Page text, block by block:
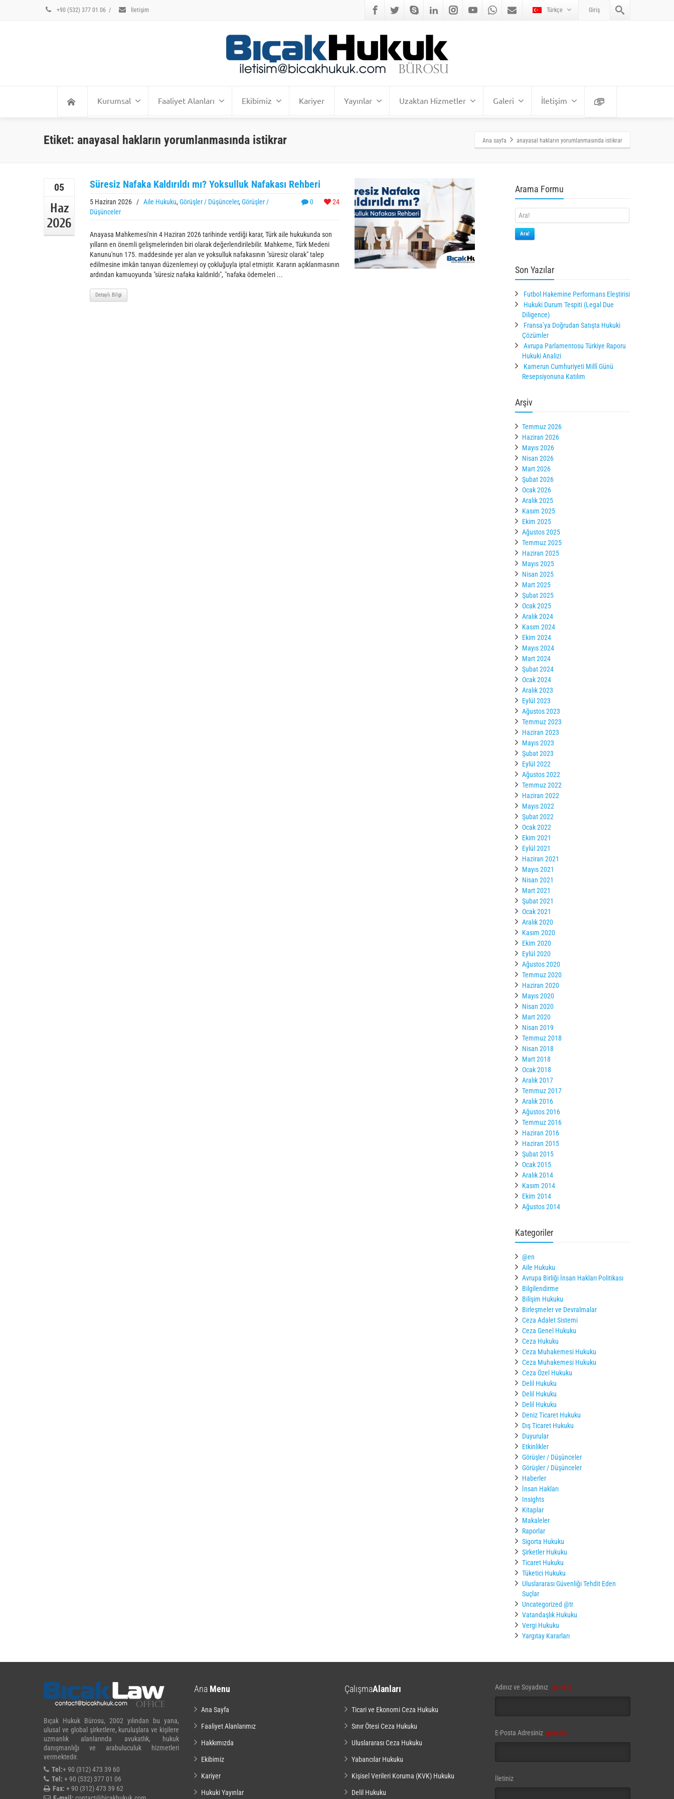
+90 (532) 377 01 06 / İletişim Türkçe Giriş
Kurumsal Faaliyet Alanları Ekibimiz Kariyer Yayınlar Uzaktan Hizmetler Galeri İletişim
Etiket: anayasal hakların yorumlanmasında istikrar Ana sayfa anayasal hakların yorumlanmasında istikrar
05
Haz
2026
Süresiz Nafaka Kaldırıldı mı? Yoksulluk Nafakası Rehberi
0 24
5 Haziran 2026 / Aile Hukuku, Görüşler / Düşünceler, Görüşler /
Düşünceler
Anayasa Mahkemesi'nin 4 Haziran 2026 tarihinde verdiği karar, Türk aile hukukunda son
yılların en önemli gelişmelerinden biri olarak değerlendirilebilir. Mahkeme, Türk Medeni
Kanunu'nun 175. maddesinde yer alan ve yoksulluk nafakasının "süresiz olarak" talep
edilmesine imkân tanıyan düzenlemeyi oy çokluğuyla iptal etmiştir. Kararın açıklanmasının
ardından kamuoyunda "süresiz nafaka kaldırıldı", "nafaka ödemeleri ...
Detaylı Bilgi
Arama Formu
Ara!
Son Yazılar
Futbol Hakemine Performans Eleştirisi
Hukuki Durum Tespiti (Legal Due
Diligence)
Fransa’ya Doğrudan Satışta Hukuki
Çözümler
Avrupa Parlamentosu Türkiye Raporu
Hukuki Analizi
Kamerun Cumhuriyeti Millî Günü
Resepsiyonuna Katılım
Arşiv
Temmuz 2026
Haziran 2026
Mayıs 2026
Nisan 2026
Mart 2026
Şubat 2026
Ocak 2026
Aralık 2025
Kasım 2025
Ekim 2025
Ağustos 2025
Temmuz 2025
Haziran 2025
Mayıs 2025
Nisan 2025
Mart 2025
Şubat 2025
Ocak 2025
Aralık 2024
Kasım 2024
Ekim 2024
Mayıs 2024
Mart 2024
Şubat 2024
Ocak 2024
Aralık 2023
Eylül 2023
Ağustos 2023
Temmuz 2023
Haziran 2023
Mayıs 2023
Şubat 2023
Eylül 2022
Ağustos 2022
Temmuz 2022
Haziran 2022
Mayıs 2022
Şubat 2022
Ocak 2022
Ekim 2021
Eylül 2021
Haziran 2021
Mayıs 2021
Nisan 2021
Mart 2021
Şubat 2021
Ocak 2021
Aralık 2020
Kasım 2020
Ekim 2020
Eylül 2020
Ağustos 2020
Temmuz 2020
Haziran 2020
Mayıs 2020
Nisan 2020
Mart 2020
Nisan 2019
Temmuz 2018
Nisan 2018
Mart 2018
Ocak 2018
Aralık 2017
Temmuz 2017
Aralık 2016
Ağustos 2016
Temmuz 2016
Haziran 2016
Haziran 2015
Şubat 2015
Ocak 2015
Aralık 2014
Kasım 2014
Ekim 2014
Ağustos 2014
Kategoriler
@en
Aile Hukuku
Avrupa Birliği İnsan Hakları Politikası
Bilgilendirme
Bilişim Hukuku
Birleşmeler ve Devralmalar
Ceza Adalet Sistemi
Ceza Genel Hukuku
Ceza Hukuku
Ceza Muhakemesi Hukuku
Ceza Muhakemesi Hukuku
Ceza Özel Hukuku
Delil Hukuku
Delil Hukuku
Delil Hukuku
Deniz Ticaret Hukuku
Dış Ticaret Hukuku
Duyurular
Etkinlikler
Görüşler / Düşünceler
Görüşler / Düşünceler
Haberler
İnsan Hakları
Insights
Kitaplar
Makaleler
Raporlar
Sigorta Hukuku
Şirketler Hukuku
Ticaret Hukuku
Tüketici Hukuku
Uluslararası Güvenliği Tehdit Eden
Suçlar
Uncategorized @tr
Vatandaşlık Hukuku
Vergi Hukuku
Yargıtay Kararları
Bıçak Hukuk Bürosu, 2002 yılından bu yana,
ulusal ve global şirketlere, kuruluşlara ve kişilere
uzmanlık alanlarında avukatlık, hukuk
danışmanlığı ve arabuluculuk hizmetleri
vermektedir.
Tel:+ 90 (312) 473 39 60
Tel: + 90 (532) 377 01 06
Fax: + 90 (312) 473 39 62
Ana Menu
Ana Sayfa
Faaliyet Alanlarımız
Hakkımızda
Ekibimiz
Kariyer
Hukuki Yayınlar
ÇalışmaAlanları
Ticari ve Ekonomi Ceza Hukuku
Sınır Ötesi Ceza Hukuku
Uluslararası Ceza Hukuku
Yabancılar Hukuku
Kişisel Verileri Koruma (KVK) Hukuku
Delil Hukuku
Adınız ve Soyadınız (gerekli)
E-Posta Adresiniz (gerekli)
İletiniz